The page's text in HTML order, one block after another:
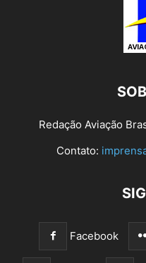
Redação Aviação
Contato:
Facebook